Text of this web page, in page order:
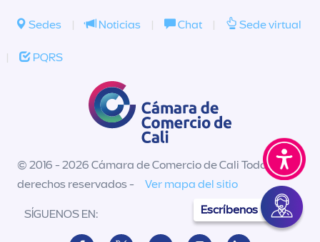
Escríbenos
Sedes | Noticias | Chat | Sede virtual
| PQRS
© 2016 - 2026 Cámara de Comercio de Cali Todos los
derechos reservados -
Ver mapa del sitio
SÍGUENOS EN: